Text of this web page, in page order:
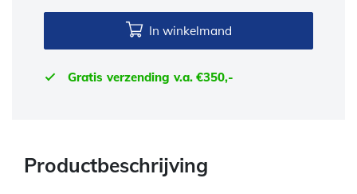
In winkelmand
Gratis verzending v.a. €350,-
Productbeschrijving